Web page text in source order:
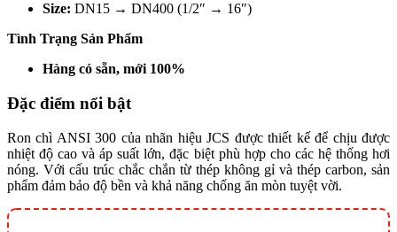
Size: DN15 → DN400 (1/2″ → 16″)
Tình Trạng Sản Phẩm
Hàng có sẵn, mới 100%
Đặc điểm nổi bật
Ron chì ANSI 300 của nhãn hiệu JCS được thiết kế để chịu được
nhiệt độ cao và áp suất lớn, đặc biệt phù hợp cho các hệ thống hơi
nóng. Với cấu trúc chắc chắn từ thép không gỉ và thép carbon, sản
phẩm đảm bảo độ bền và khả năng chống ăn mòn tuyệt vời.